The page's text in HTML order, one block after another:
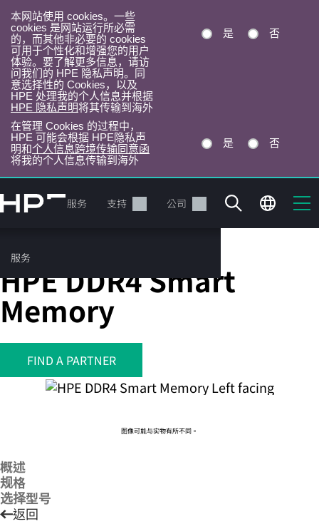
本网站使用 cookies。一些
cookies 是网站运行所必需
的，而其他非必要的 cookies
可用于个性化和增强您的用户
体验。要了解更多信息，请访
问我们的 HPE 隐私声明。同
意选择性的 Cookies，以及
HPE 处理我的个人信息并根据
HPE 隐私声明将其传输到海外
是 否
在管理 Cookies 的过程中，
HPE 可能会根据 HPE隐私声
明和个人信息跨境传输同意函
将我的个人信息传输到海外
是 否
转
到
目
录
产品 服务 支持 公司
服务
您的购物车目前是空的
Server Memory
HPE DDR4 Smart
Memory
FIND A PARTNER
图像可能与实物有所不同。
概述
规格
选择型号
返回